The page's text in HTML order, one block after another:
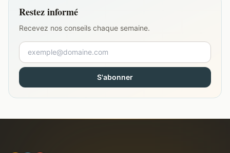
Restez informé
Recevez nos conseils chaque semaine.
S'abonner